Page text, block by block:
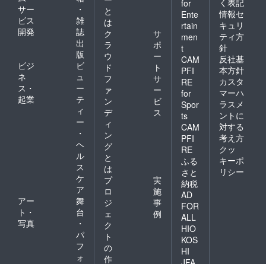
サー
ビス
開発
・
雑
誌
出
版
ビジ
ネ
ス・
起業
ビ
ュ
ー
テ
ィ
ー
・
ヘ
ル
ス
ケ
ア
アー
ト・
写真
舞
台
・
パ
フ
ォ
と
は
ク
ラ
ウ
ド
フ
ァ
ン
デ
ィ
ン
グ
と
は
サ
ポ
ー
ト
サ
ー
ビ
ス
プ
ロ
ジ
ェ
ク
ト
の
作
実
施
事
例
for
Ente
rtain
men
t
CAM
PFI
RE
for
Spor
ts
CAM
PFI
RE
ふる
さと
納税
AD
FOR
ALL
HIO
KOS
HI
情報セ
キュリ
ティ方
針
反社基
本方針
カスタ
マーハ
ラスメ
ントに
対する
考え方
クッ
キーポ
リシー